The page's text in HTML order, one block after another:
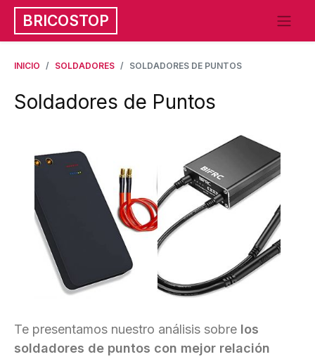
BRICOSTOP
INICIO SOLDADORES SOLDADORES DE PUNTOS
Soldadores de Puntos
Te presentamos nuestro análisis sobre los
soldadores de puntos con mejor relación